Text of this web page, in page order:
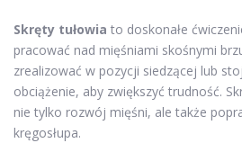
Skręty tułowia to doskonałe
pracować nad mięśniami skośnymi
zrealizować w pozycji siedzącej lub
obciążenie, aby zwiększyć trudność.
nie tylko rozwój mięśni, ale także
kręgosłupa.